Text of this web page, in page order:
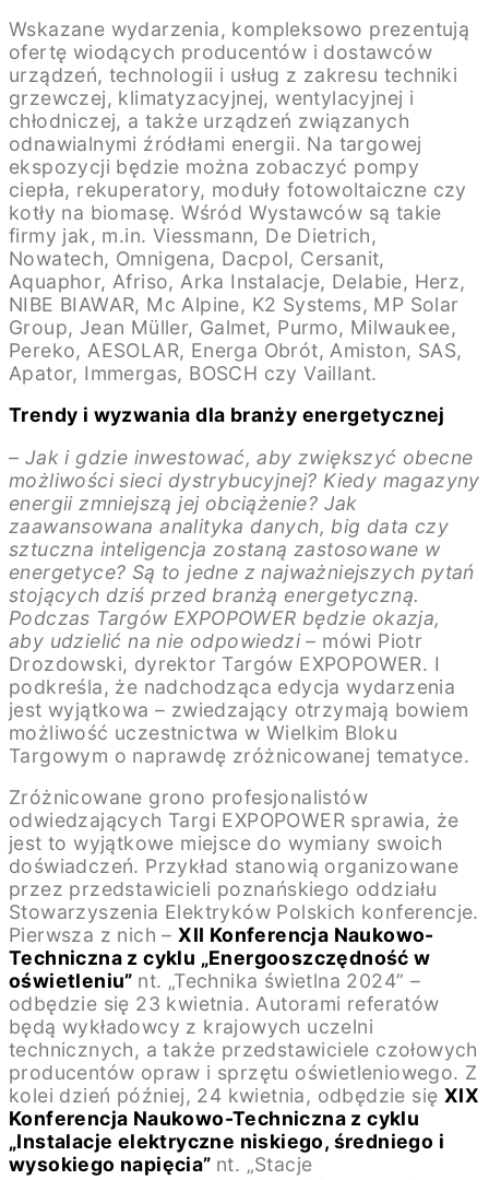
Wskazane wydarzenia, kompleksowo prezentują
ofertę wiodących producentów i dostawców
urządzeń, technologii i usług z zakresu techniki
grzewczej, klimatyzacyjnej, wentylacyjnej i
chłodniczej, a także urządzeń związanych
odnawialnymi źródłami energii. Na targowej
ekspozycji będzie można zobaczyć pompy
ciepła, rekuperatory, moduły fotowoltaiczne czy
kotły na biomasę. Wśród Wystawców są takie
firmy jak, m.in. Viessmann, De Dietrich,
Nowatech, Omnigena, Dacpol, Cersanit,
Aquaphor, Afriso, Arka Instalacje, Delabie, Herz,
NIBE BIAWAR, Mc Alpine, K2 Systems, MP Solar
Group, Jean Müller, Galmet, Purmo, Milwaukee,
Pereko, AESOLAR, Energa Obrót, Amiston, SAS,
Apator, Immergas, BOSCH czy Vaillant.
Trendy i wyzwania dla branży energetycznej
– Jak i gdzie inwestować, aby zwiększyć obecne
możliwości sieci dystrybucyjnej? Kiedy magazyny
energii zmniejszą jej obciążenie? Jak
zaawansowana analityka danych, big data czy
sztuczna inteligencja zostaną zastosowane w
energetyce? Są to jedne z najważniejszych pytań
stojących dziś przed branżą energetyczną.
Podczas Targów EXPOPOWER będzie okazja,
aby udzielić na nie odpowiedzi– mówi Piotr
Drozdowski, dyrektor Targów EXPOPOWER. I
podkreśla, że nadchodząca edycja wydarzenia
jest wyjątkowa – zwiedzający otrzymają bowiem
możliwość uczestnictwa w Wielkim Bloku
Targowym o naprawdę zróżnicowanej tematyce.
Zróżnicowane grono profesjonalistów
odwiedzających Targi EXPOPOWER sprawia, że
jest to wyjątkowe miejsce do wymiany swoich
doświadczeń. Przykład stanowią organizowane
przez przedstawicieli poznańskiego oddziału
Stowarzyszenia Elektryków Polskich konferencje.
Pierwsza z nich –XII Konferencja Naukowo-
Techniczna z cyklu „Energooszczędność w
oświetleniu” nt. „Technika świetlna 2024” –
odbędzie się 23 kwietnia. Autorami referatów
będą wykładowcy z krajowych uczelni
technicznych, a także przedstawiciele czołowych
producentów opraw i sprzętu oświetleniowego. Z
kolei dzień później, 24 kwietnia, odbędzie się XIX
Konferencja Naukowo-Techniczna z cyklu
„Instalacje elektryczne niskiego, średniego i
wysokiego napięcia” nt. „Stacje